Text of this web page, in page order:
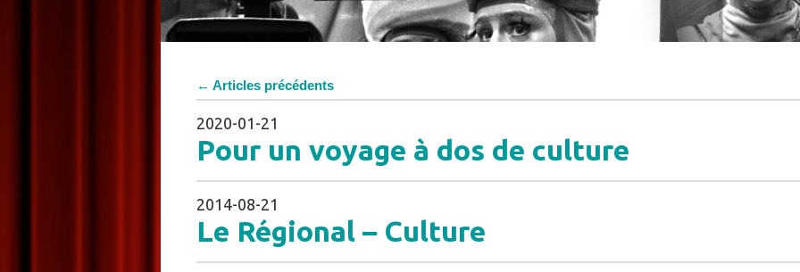
← Articles précédents
2020-01-21
Pour un voyage à dos de culture
2014-08-21
Le Régional – Culture